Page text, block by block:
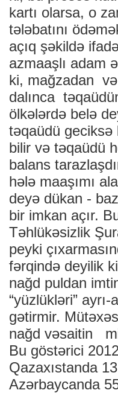
kartı olarsa, o
tələbatını
açıq şəkildə
azmaaşlı adam
ki, mağzadan
dalınca
ölkələrdə belə
təqaüdü geciksə
bilir və təqaüdü
balans
hələ maaşımı
deyə dükan -
bir imkan açır.
Təhlükəsizlik
peyki
fərqində deyilik
nağd puldan
“yüzlükləri” ayrı-
gətirmir.
nağd vəsaitin
Bu göstərici
Qazaxıstanda
Azərbaycanda